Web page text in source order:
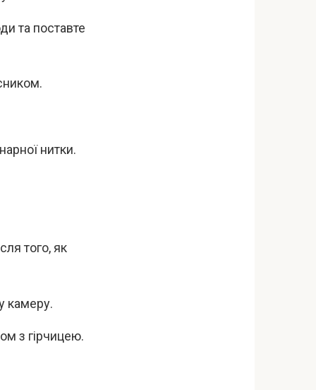
та поставте
нитки.
того, як
камеру.
з гірчицею.